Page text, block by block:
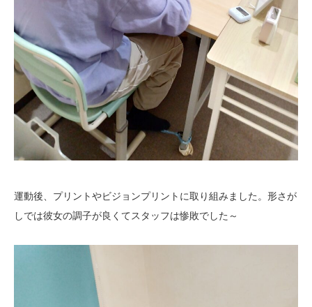
運動後、プリントやビジョンプリントに取り組みました。形さが
しでは彼女の調子が良くてスタッフは惨敗でした～